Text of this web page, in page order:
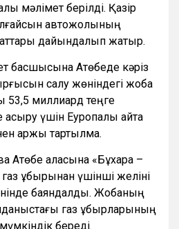
мәлімет берілді. Қазір
автожолының
дайындалып жатыр.
басшысына Ақтөбеде кәріз
салу жөніндегі жоба
миллиард теңге
үшін Еуропалық қайта
қаржы тартылмақ.
Ақтөбе қаласына «Бұхара –
құбырынан үшінші желіні
баяндалды. Жобаның
газ құбырларының
береді.